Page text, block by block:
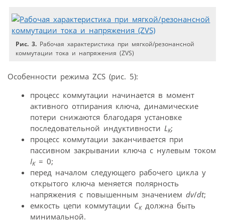
Рис. 3. Рабочая характеристика при мягкой/резонансной
коммутации тока и напряжения (ZVS)
Особенности режима ZСS (рис. 5):
процесс коммутации начинается в момент
активного отпирания ключа, динамические
потери снижаются благодаря установке
последовательной индуктивности L K;
процесс коммутации заканчивается при
пассивном закрывании ключа с нулевым током
IK= 0;
перед началом следующего рабочего цикла у
открытого ключа меняется полярность
напряжения с повышенным значением dv/dt;
емкость цепи коммутации СKдолжна быть
минимальной.